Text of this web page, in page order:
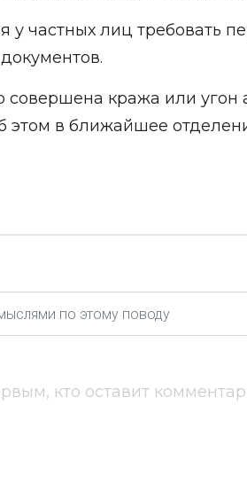
у частных лиц требовать
совершена кража или угон
этом в ближайшее
кто оставит